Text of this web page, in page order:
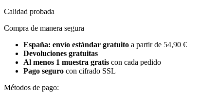
Calidad probada
Compra de manera segura
España: envío estándar gratuito a partir de 54,90 €
Devoluciones gratuitas
Al menos 1 muestra gratis con cada pedido
Pago seguro con cifrado SSL
Métodos de pago: